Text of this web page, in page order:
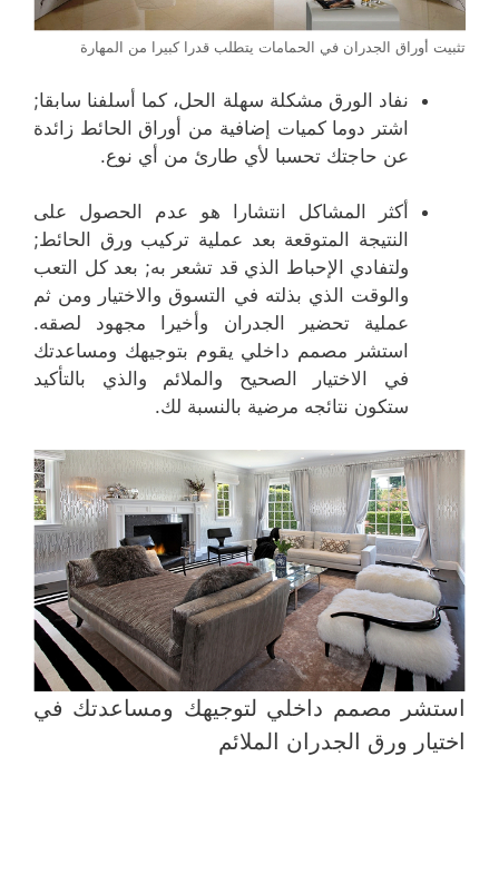
تثبيت أوراق الجدران في الحمامات يتطلب قدرا كبيرا من المهارة
نفاد الورق مشكلة سهلة الحل، كما أسلفنا سابقا;
اشتر دوما كميات إضافية من أوراق الحائط زائدة
عن حاجتك تحسبا لأي طارئ من أي نوع.
أكثر المشاكل انتشارا هو عدم الحصول على
النتيجة المتوقعة بعد عملية تركيب ورق الحائط;
ولتفادي الإحباط الذي قد تشعر به; بعد كل التعب
والوقت الذي بذلته في التسوق والاختيار ومن ثم
عملية تحضير الجدران وأخيرا مجهود لصقه.
استشر مصمم داخلي يقوم بتوجيهك ومساعدتك
في الاختيار الصحيح والملائم والذي بالتأكيد
ستكون نتائجه مرضية بالنسبة لك.
استشر مصمم داخلي لتوجيهك ومساعدتك في
اختيار ورق الجدران الملائم